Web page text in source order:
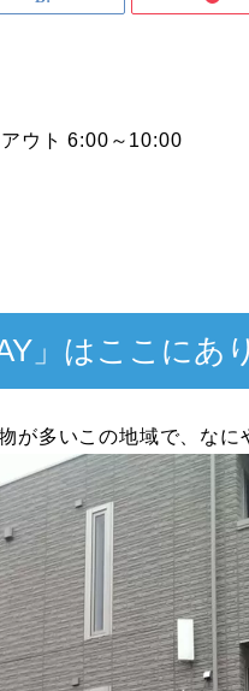
ウト 6:00～10:00
」はここにあ
が多いこの地域で、なに